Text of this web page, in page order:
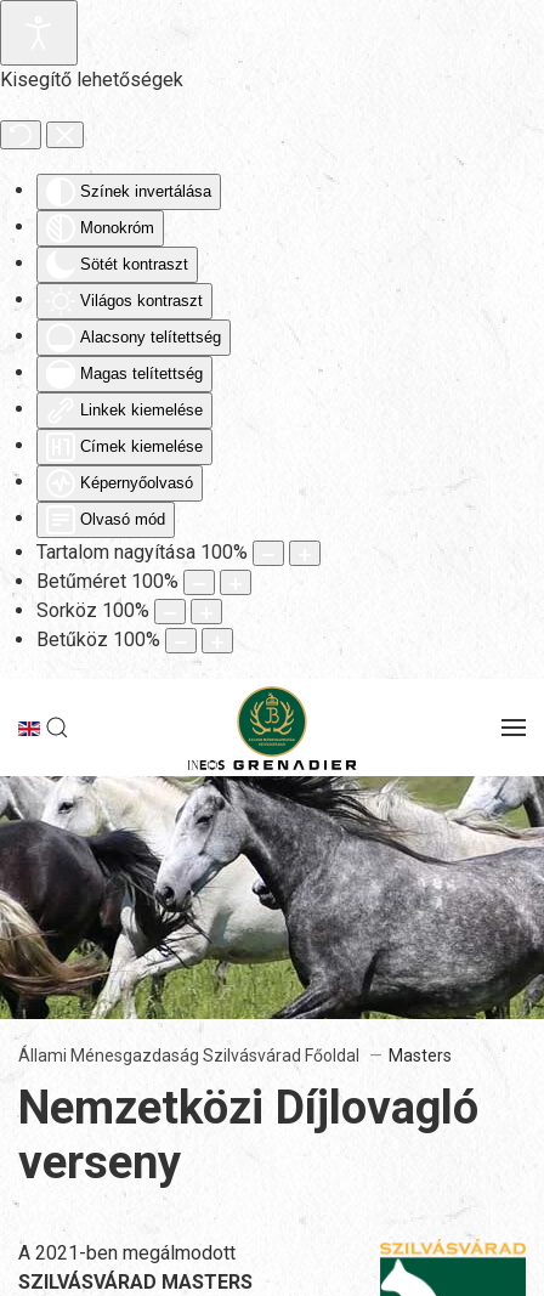
Kisegítő lehetőségek
Színek invertálása
Monokróm
Sötét kontraszt
Világos kontraszt
Alacsony telítettség
Magas telítettség
Linkek kiemelése
Címek kiemelése
Képernyőolvasó
Olvasó mód
Tartalom nagyítása 100%
Betűméret 100%
Sorköz 100%
Betűköz 100%
Fő tartalom átugrása
Állami Ménesgazdaság Szilvásvárad Főoldal Masters
Nemzetközi Díjlovagló
verseny
A 2021-ben megálmodott
SZILVÁSVÁRAD MASTERS